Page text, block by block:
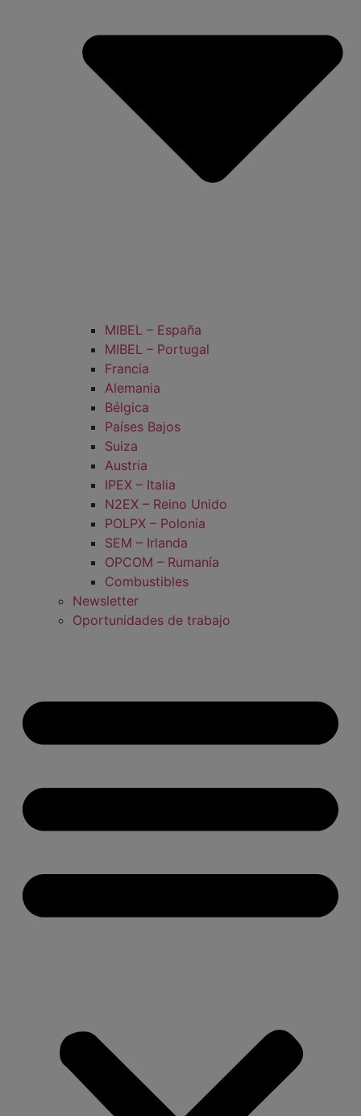
MIBEL – España
MIBEL – Portugal
Francia
Alemania
Bélgica
Países Bajos
Suiza
Austria
IPEX – Italia
N2EX – Reino Unido
POLPX – Polonia
SEM – Irlanda
OPCOM – Rumanía
Combustibles
Newsletter
Oportunidades de trabajo